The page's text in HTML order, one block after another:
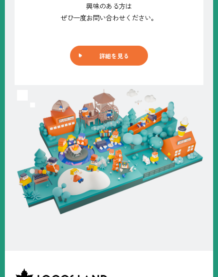
興味のある方は
ぜひ一度お問い合わせください。
詳細を見る